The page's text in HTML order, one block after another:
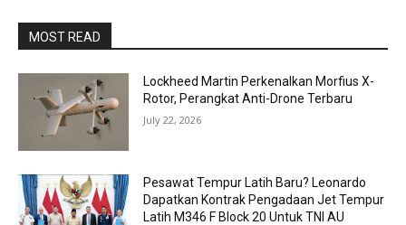
MOST READ
Lockheed Martin Perkenalkan Morfius X-
Rotor, Perangkat Anti-Drone Terbaru
July 22, 2026
Pesawat Tempur Latih Baru? Leonardo
Dapatkan Kontrak Pengadaan Jet Tempur
Latih M346 F Block 20 Untuk TNI AU